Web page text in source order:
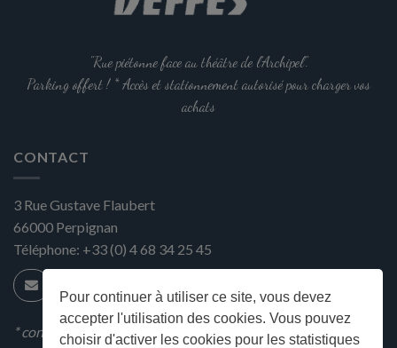
Pour continuer à utiliser ce site, vous devez
accepter l'utilisation des cookies. Vous pouvez
choisir d'activer les cookies pour les statistiques
produit
"Rue piétonne face au théâtre de l'Archipel".
Parking offert ! * Accès et stationnement autorisé pour charger vos
achats
CONTACT
3 Rue Gustave Flaubert
66000 Perpignan
Téléphone: +33 (0) 4 68 34 25 45
* condition en magasin